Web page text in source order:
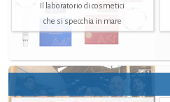
Il laboratorio di cosmetici
che si specchia in mare